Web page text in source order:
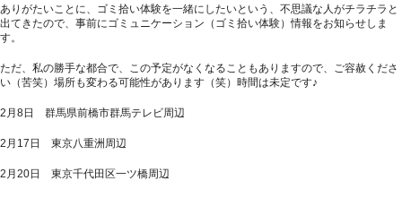
ありがたいことに、ゴミ拾い体験を一緒にしたいという、不思議な人がチラチラと
出てきたので、事前にゴミュニケーション（ゴミ拾い体験）情報をお知らせしま
す。
ただ、私の勝手な都合で、この予定がなくなることもありますので、ご容赦くださ
い（苦笑）場所も変わる可能性があります（笑）時間は未定です♪
2月8日 群馬県前橋市群馬テレビ周辺
2月17日 東京八重洲周辺
2月20日 東京千代田区一ツ橋周辺